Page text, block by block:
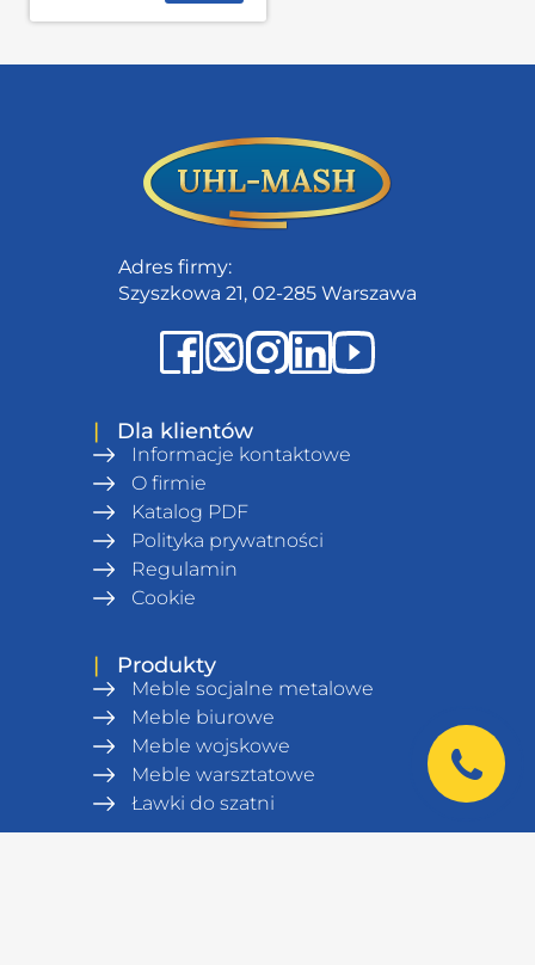
Adres firmy:
Szyszkowa 21, 02-285 Warszawa
| Dla klientów
Informacje kontaktowe
O firmie
Katalog PDF
Polityka prywatności
Regulamin
Сookie
| Produkty
Meble socjalne metalowe
Meble biurowe
Meble wojskowe
Meble warsztatowe
Ławki do szatni